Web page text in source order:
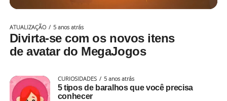
ATUALIZAÇÃO 5 anos atrás
Divirta-se com os novos itens
de avatar do MegaJogos
CURIOSIDADES 5 anos atrás
5 tipos de baralhos que você precisa
conhecer